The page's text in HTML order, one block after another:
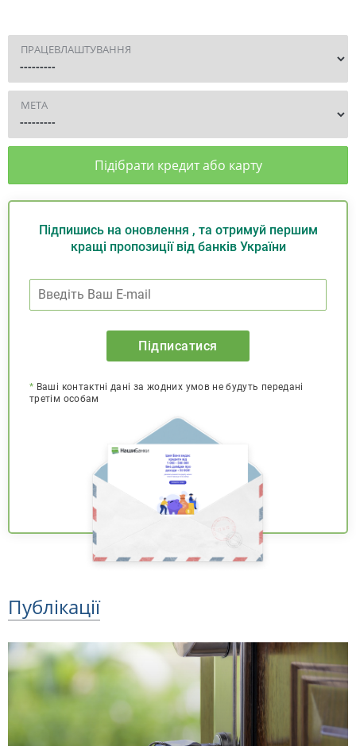
ПРАЦЕВЛАШТУВАННЯ
МЕТА
Підібрати кредит або карту
Підпишись на оновлення , та отримуй першим
кращі пропозиції від банків України
Підписатися
* Ваші контактні дані за жодних умов не будуть передані
третім особам
Публікації